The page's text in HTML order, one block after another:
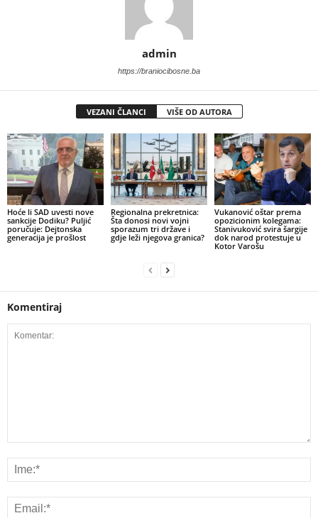
admin
https://braniocibosne.ba
VEZANI ČLANCI VIŠE OD AUTORA
​Hoće li SAD uvesti nove
sankcije Dodiku? Puljić
poručuje: Dejtonska
generacija je prošlost
​Regionalna prekretnica:
Šta donosi novi vojni
sporazum tri države i
gdje leži njegova granica?
Vukanović oštar prema
opozicionim kolegama:
Stanivuković svira šargije
dok narod protestuje u
Kotor Varošu
Komentiraj